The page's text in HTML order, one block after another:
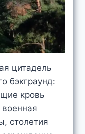
цитадель
бэкграунд:
кровь
столетия